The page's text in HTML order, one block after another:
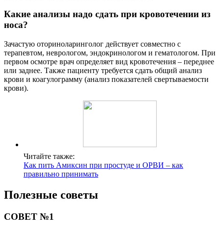
Какие анализы надо сдать при кровотечении из
носа?
Зачастую оториноларинголог действует совместно с
терапевтом, неврологом, эндокринологом и гематологом. При
первом осмотре врач определяет вид кровотечения – переднее
или заднее. Также пациенту требуется сдать общий анализ
крови и коагулограмму (анализ показателей свертываемости
крови).
Читайте также:
Как пить Амиксин при простуде и ОРВИ – как
правильно принимать
Полезные советы
СОВЕТ №1